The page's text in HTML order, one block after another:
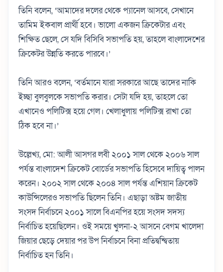
তিনি বলেন, ‘আমাদের দলের থেকে প্যানেল আসবে, সেখানে
তামিম ইকবাল প্রার্থী হবে। ভালো একজন ক্রিকেটার এবং
শিক্ষিত ছেলে, সে যদি বিসিবি সভাপতি হয়, তাহলে বাংলাদেশের
ক্রিকেটর উন্নতি করতে পারবে।’
তিনি আরও বলেন, ‘বর্তমানে যারা সরকারে আছে তাদের নাকি
ইচ্ছা বুলবুলকে সভাপতি করার। সেটা যদি হয়, তাহলে তো
এখানেও পলিটিক্স হয়ে গেল। খেলাধুলায় পলিটিক্স রাখা তো
ঠিক হবে না।’
উল্লেখ্য, মো: আলী আসগর লবী ২০০১ সাল থেকে ২০০৬ সাল
পর্যন্ত বাংলাদেশ ক্রিকেট বোর্ডের সভাপতি হিসেবে দায়িত্ব পালন
করেন। ২০০২ সাল থেকে ২০০৪ সাল পর্যন্ত এশিয়ান ক্রিকেট
কাউন্সিলেরও সভাপতি ছিলেন তিনি। এছাড়া অষ্টম জাতীয়
সংসদ নির্বাচনে ২০০১ সালে বিএনপির হয়ে সংসদ সদস্য
নির্বাচিত হয়েছিলেন। ওই সময়ে খুলনা-২ আসনে বেগম খালেদা
জিয়ার ছেড়ে দেয়ার পর উপ নির্বাচনে বিনা প্রতিদ্বন্দ্বিতায়
নির্বাচিত হন তিনি।